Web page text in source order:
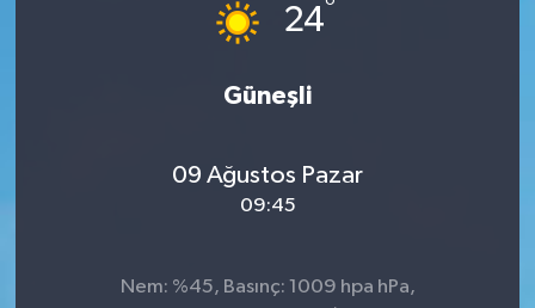
24°
Güneşli
09 Ağustos Pazar
09:45
Nem: %45, Basınç: 1009 hpa hPa,